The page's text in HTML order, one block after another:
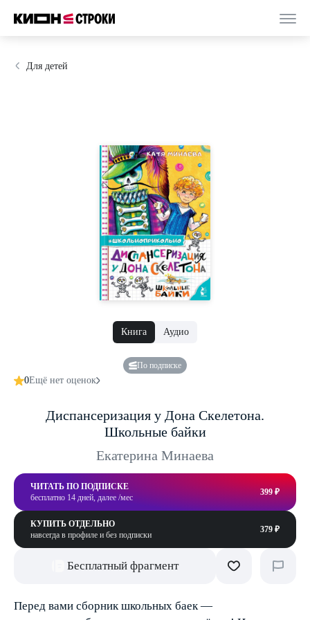
Для детей
Книга Аудио
По подписке
0Ещё нет оценок
Диспансеризация у Дона Скелетона.
Школьные байки
Екатерина Минаева
ЧИТАТЬ ПО ПОДПИСКЕ
бесплатно 14 дней, далее /мес
399 ₽
КУПИТЬ ОТДЕЛЬНО
навсегда в профиле и без подписки
379 ₽
Бесплатный фрагмент
Перед вами сборник школьных баек —